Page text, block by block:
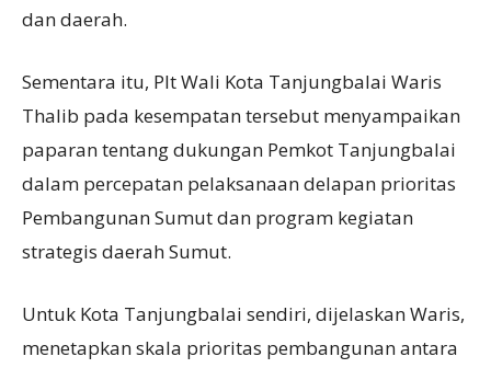
dan daerah.
Sementara itu, Plt Wali Kota Tanjungbalai Waris
Thalib pada kesempatan tersebut menyampaikan
paparan tentang dukungan Pemkot Tanjungbalai
dalam percepatan pelaksanaan delapan prioritas
Pembangunan Sumut dan program kegiatan
strategis daerah Sumut.
Untuk Kota Tanjungbalai sendiri, dijelaskan Waris,
menetapkan skala prioritas pembangunan antara